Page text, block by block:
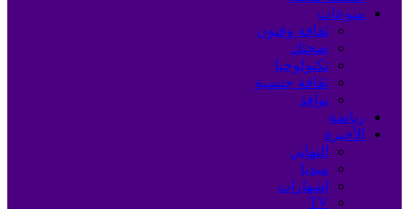
منوعات
ثقافة وفنون
صحتك
تكنولوجيا
ثقافة جنسية
نوافذ
رياضة
الأخيرة
التهاني
ميديا
إشهارات
TV